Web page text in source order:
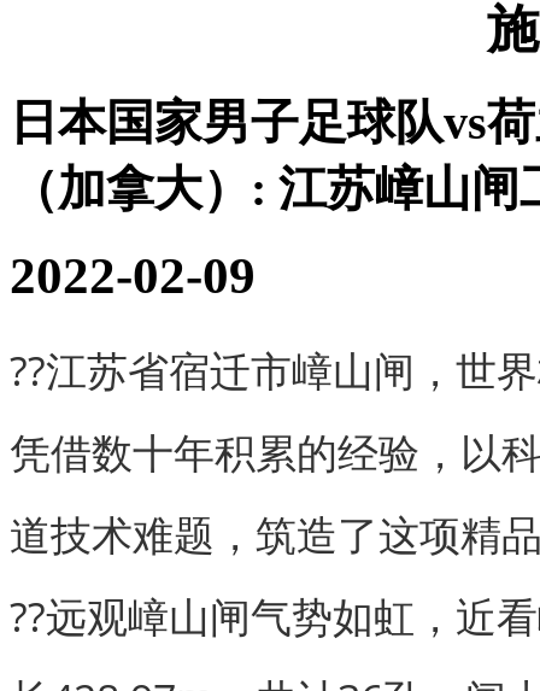
日本国家男子足球队vs
（加拿大）: 江苏嶂山闸
2022-02-09
??江苏省宿迁市嶂山闸，世
凭借数十年积累的经验，以
道技术难题，筑造了这项精
??远观嶂山闸气势如虹，近